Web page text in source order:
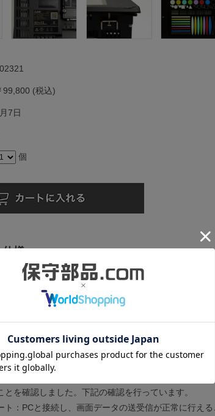
99,800 (税込)
7日
個
仕様
240V
カラー液晶
ージをご覧ください。
とを確認しました。下記の確認を行っています。
ト：PCと接続し、画面データの送受信が正常に行える